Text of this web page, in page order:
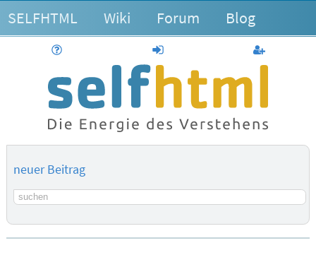
SELFHTML Wiki Forum Blog
anmelden
neuer Beitrag
Suchbegriff